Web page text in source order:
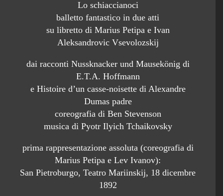
Lo schiaccianoci
balletto fantastico in due atti
su libretto di Marius Petipa e Ivan
Aleksandrovic Vsevolozskij
dai racconti Nussknacker und Mausekönig di
E.T.A. Hoffmann
e Histoire d’un casse-noisette di Alexandre
Dumas padre
coreografia di Ben Stevenson
musica di Pyotr Ilyich Tchaikovsky
prima rappresentazione assoluta (coreografia di
Marius Petipa e Lev Ivanov):
San Pietroburgo, Teatro Mariinskij, 18 dicembre
1892